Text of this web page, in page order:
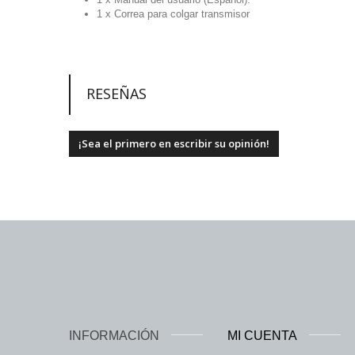
1 x Correa para colgar transmisor
RESEÑAS
¡Sea el primero en escribir su opinión!
INFORMACIÓN MI CUENTA